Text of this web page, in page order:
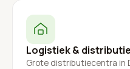
Logistiek & distributie
Grote distributiecentra in